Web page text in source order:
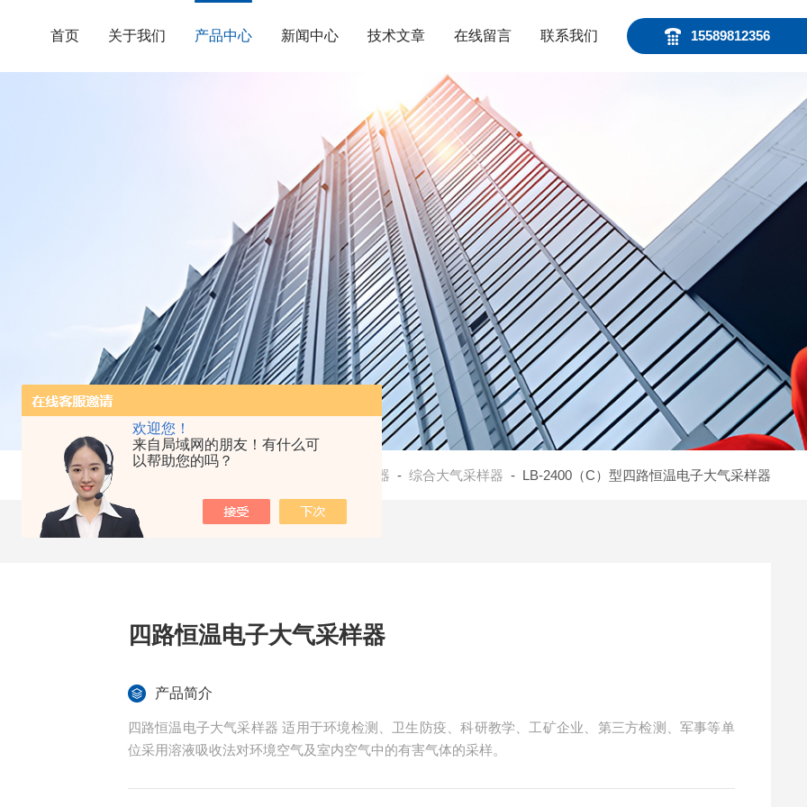
欢迎您！
来自局域网的朋友！有什么可
以帮助您的吗？
15589812356
首页 关于我们 产品中心 新闻中心 技术文章 在线留言 联系我们
大气采样器 - 综合大气采样器 - LB-2400（C）型四路恒温电子大气采样器
四路恒温电子大气采样器
产品简介
四路恒温电子大气采样器 适用于环境检测、卫生防疫、科研教学、工矿企业、第三方检测、军事等单
位采用溶液吸收法对环境空气及室内空气中的有害气体的采样。